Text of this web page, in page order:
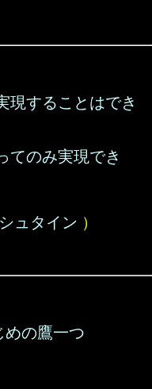
現することはでき
てのみ実現でき
ュタイン ）
めの鷹一つ